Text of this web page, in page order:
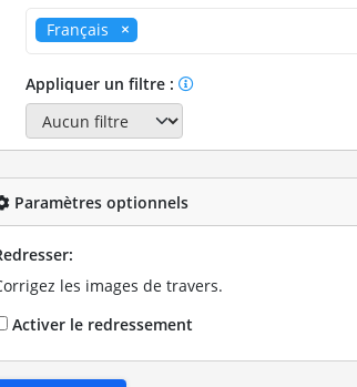
Français
Appliquer un filtre :
Paramètres optionnels
les images de travers.
Activer le redressement